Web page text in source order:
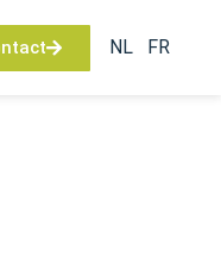
NL FR